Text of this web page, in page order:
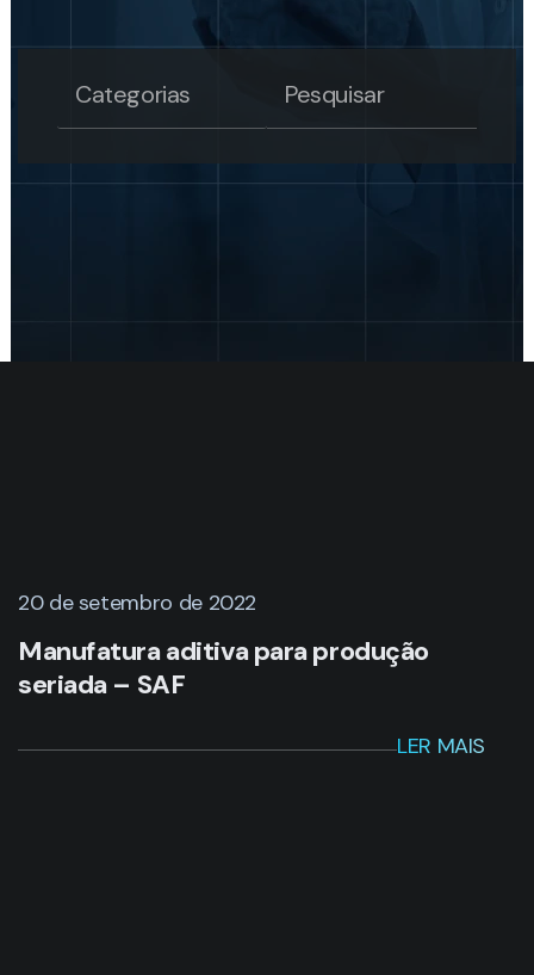
20 de setembro de 2022
Manufatura aditiva para produção
seriada – SAF
LER MAIS